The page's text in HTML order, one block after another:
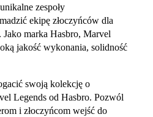
zespoły
ekipę złoczyńców dla
marka Hasbro, Marvel
jakość wykonania, solidność
swoją kolekcję o
Legends od Hasbro. Pozwól
i złoczyńcom wejść do